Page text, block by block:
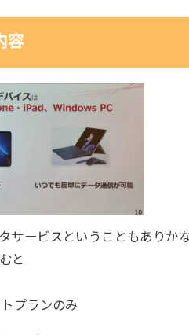
容
サービスということもありか
と
プランのみ